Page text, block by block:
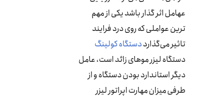
عهامل اثر گذار باشد یکی از مهم
ترین عواملی که روی درد فرایند
تاثیر می‌گذارددستگاه کولینگ
دستگاه لیزر موهای زائد است، عامل
دیگر استاندارد بودن دستگاه و از
طرفی میزان مهارت اپراتور لیزر